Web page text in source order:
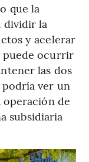
que la
dividir la
y acelerar
puede ocurrir
las dos
ver un
operación de
subsidiaria